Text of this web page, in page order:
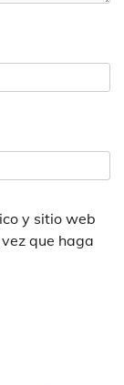
y sitio web
que haga